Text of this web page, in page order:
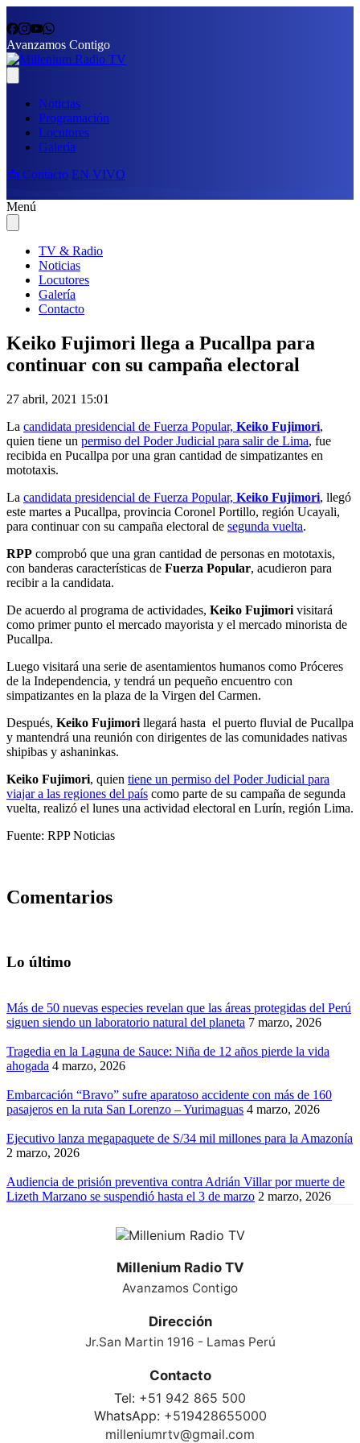
Avanzamos Contigo
Noticias
Programación
Locutores
Galería
📩 Contacto EN VIVO
Menú
TV & Radio
Noticias
Locutores
Galería
Contacto
Keiko Fujimori llega a Pucallpa para
continuar con su campaña electoral
27 abril, 2021 15:01
La candidata presidencial de Fuerza Popular, Keiko Fujimori,
quien tiene un permiso del Poder Judicial para salir de Lima, fue
recibida en Pucallpa por una gran cantidad de simpatizantes en
mototaxis.
La candidata presidencial de Fuerza Popular, Keiko Fujimori, llegó
este martes a Pucallpa, provincia Coronel Portillo, región Ucayali,
para continuar con su campaña electoral de segunda vuelta.
RPP comprobó que una gran cantidad de personas en mototaxis,
con banderas características de Fuerza Popular, acudieron para
recibir a la candidata.
De acuerdo al programa de actividades, Keiko Fujimori visitará
como primer punto el mercado mayorista y el mercado minorista de
Pucallpa.
Luego visitará una serie de asentamientos humanos como Próceres
de la Independencia, y tendrá un pequeño encuentro con
simpatizantes en la plaza de la Virgen del Carmen.
Después, Keiko Fujimori llegará hasta el puerto fluvial de Pucallpa
y mantendrá una reunión con dirigentes de las comunidades nativas
shipibas y ashaninkas.
Keiko Fujimori, quien tiene un permiso del Poder Judicial para
viajar a las regiones del país como parte de su campaña de segunda
vuelta, realizó el lunes una actividad electoral en Lurín, región Lima.
Fuente: RPP Noticias
Comentarios
Lo último
Más de 50 nuevas especies revelan que las áreas protegidas del Perú
siguen siendo un laboratorio natural del planeta 7 marzo, 2026
Tragedia en la Laguna de Sauce: Niña de 12 años pierde la vida
ahogada 4 marzo, 2026
Embarcación “Bravo” sufre aparatoso accidente con más de 160
pasajeros en la ruta San Lorenzo – Yurimaguas 4 marzo, 2026
Ejecutivo lanza megapaquete de S/34 mil millones para la Amazonía
2 marzo, 2026
Audiencia de prisión preventiva contra Adrián Villar por muerte de
Lizeth Marzano se suspendió hasta el 3 de marzo 2 marzo, 2026
Millenium Radio TV
Avanzamos Contigo
Dirección
Jr.San Martin 1916 - Lamas Perú
Contacto
Tel: +51 942 865 500
WhatsApp: +519428655000
milleniumrtv@gmail.com